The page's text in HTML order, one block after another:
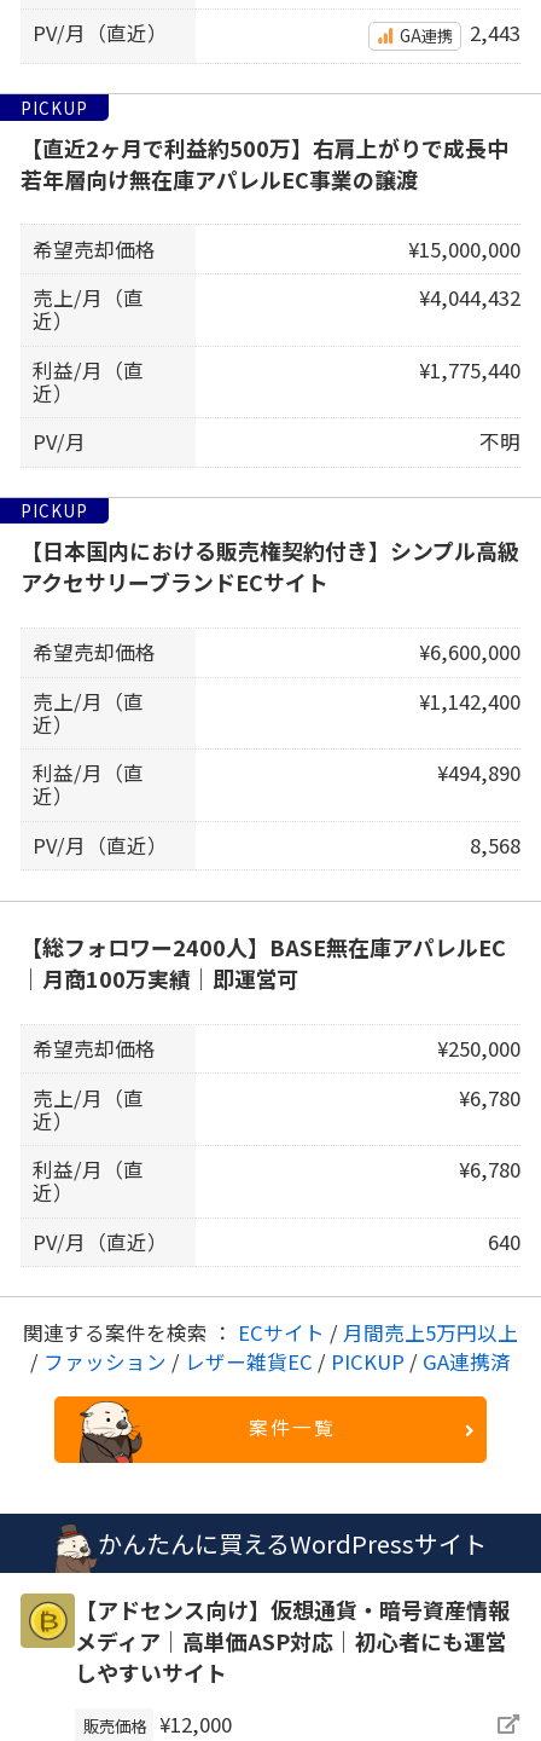
PV/月（直近） GA連携 2,443
PICKUP
【直近2ヶ月で利益約500万】右肩上がりで成長中
若年層向け無在庫アパレルEC事業の譲渡
希望売却価格
¥15,000,000
売上/月（直
近）
¥4,044,432
利益/月（直
近）
¥1,775,440
PV/月 不明
PICKUP
【日本国内における販売権契約付き】シンプル高級
アクセサリーブランドECサイト
希望売却価格
¥6,600,000
売上/月（直
近）
¥1,142,400
利益/月（直
近）
¥494,890
PV/月（直近） 8,568
【総フォロワー2400人】BASE無在庫アパレルEC
｜月商100万実績｜即運営可
希望売却価格
¥250,000
売上/月（直
近）
¥6,780
利益/月（直
近）
¥6,780
PV/月（直近） 640
関連する案件を検索 ： ECサイト / 月間売上5万円以上
/ ファッション / レザー雑貨EC / PICKUP / GA連携済
案件一覧
かんたんに買えるWordPressサイト
【アドセンス向け】仮想通貨・暗号資産情報
メディア｜高単価ASP対応｜初心者にも運営
しやすいサイト
販売価格 ¥12,000